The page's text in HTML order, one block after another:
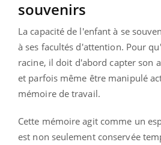
souvenirs
La capacité de l'enfant à se
à ses facultés d'attention. Pour
racine, il doit d'abord capter son
et parfois même être manipulé
mémoire de travail.
Cette mémoire agit comme un
est non seulement conservée